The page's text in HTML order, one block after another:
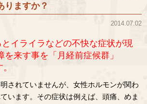
りますか？
2014.07.02
イライラなどの不快な症状が現
来す事を「月経前症候群」
されていませんが、女性ホルモンが関わ
います。その症状は例えば、頭痛、めま